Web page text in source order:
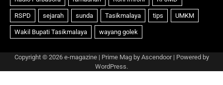
Copyright © 2026 e-magazine| Prime Mag by Ascendoor| Powered by
WordPress.